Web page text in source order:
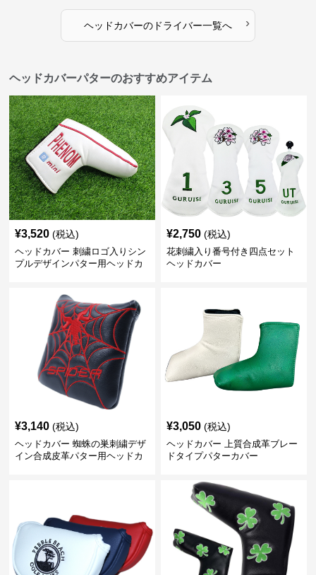
ヘッドカバーのドライバー一覧へ ›
ヘッドカバーパターのおすすめアイテム
¥3,520 (税込)
ヘッドカバー 刺繍ロゴ入りシン
プルデザインパター用ヘッドカ
¥2,750 (税込)
花刺繍入り番号付き四点セット
ヘッドカバー
¥3,140 (税込)
ヘッドカバー 蜘蛛の巣刺繍デザ
イン合成皮革パター用ヘッドカ
¥3,050 (税込)
ヘッドカバー 上質合成革ブレー
ドタイプパターカバー